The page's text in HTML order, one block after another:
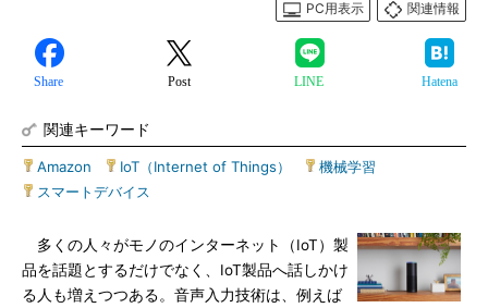
PC用表示
関連情報
Share Post LINE Hatena
関連キーワード
Amazon IoT（Internet of Things） 機械学習
スマートデバイス
多くの人々がモノのインターネット（IoT）製
品を話題とするだけでなく、IoT製品へ話しかけ
る人も増えつつある。音声入力技術は、例えば